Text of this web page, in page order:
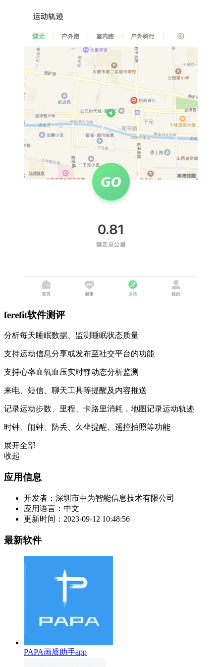
ferefit软件测评
分析每天睡眠数据、监测睡眠状态质量
支持运动信息分享或发布至社交平台的功能
支持心率血氧血压实时静动态分析监测
来电、短信、聊天工具等提醒及内容推送
记录运动步数、里程、卡路里消耗，地图记录运动轨迹
时钟、闹钟、防丢、久坐提醒、遥控拍照等功能
展开全部
收起
应用信息
开发者： 深圳市中为智能信息技术有限公司
应用语言： 中文
更新时间： 2023-09-12 10:48:56
最新软件
PAPA画质助手app